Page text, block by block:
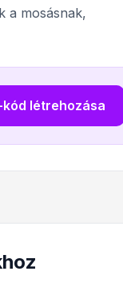
a mosásnak,
kód létrehozása